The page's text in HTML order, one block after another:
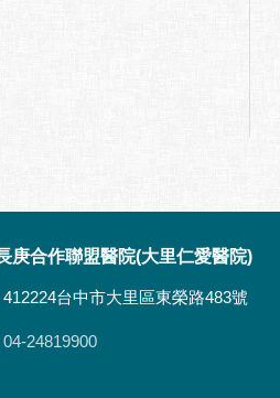
庚合作聯盟醫院(大里仁愛醫院)
412224台中市大里區東榮路483號
04-24819900